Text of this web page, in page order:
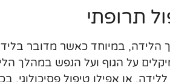
תרופתי
הלידה, במיוחד כאשר מדובר
על הגוף ועל הנפש במהלך
או אפילו טיפול פסיכולוגי.